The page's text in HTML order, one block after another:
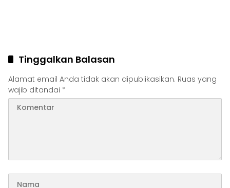
Tinggalkan Balasan
Alamat email Anda tidak akan dipublikasikan. Ruas yang
wajib ditandai *